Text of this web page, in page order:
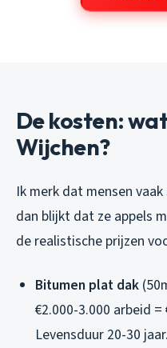
De kosten:
Wijchen?
Ik merk dat mensen
dan blijkt dat ze appels
de realistische prijzen
Bitumen plat dak
€2.000-3.000 arbeid
Levensduur 20-30 jaar.